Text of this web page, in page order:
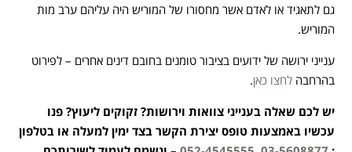
גם לתאגיד או לאדם אשר מחסורו של המוריש היה עליהם ערב מות
המוריש.
ענייני ירושה של ידועים בציבור טומנים בחובם דינים אחרים – לפירוט
בהרחבהלחצו כאן.
יש לכם שאלה בענייני צוואות וירושות? זקוקים ליעוץ? פנו
עכשיו באמצעות טופס יצירת הקשר בצד ימין למעלה או בטלפון